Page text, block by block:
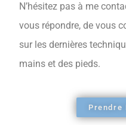
N’hésitez pas à me
vous répondre, de vous
sur les dernières
mains et des pieds.
Prendre